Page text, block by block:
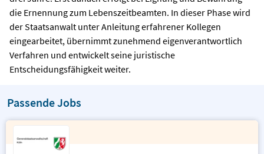
die Ernennung zum Lebenszeitbeamten. In dieser Phase wird
der Staatsanwalt unter Anleitung erfahrener Kollegen
eingearbeitet, übernimmt zunehmend eigenverantwortlich
Verfahren und entwickelt seine juristische
Entscheidungsfähigkeit weiter.
Passende Jobs